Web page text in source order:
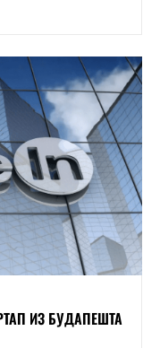
ИЗ БУДАПЕШТА